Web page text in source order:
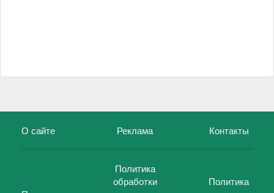
О сайте Реклама Контакты
Политика
обработки
Политика